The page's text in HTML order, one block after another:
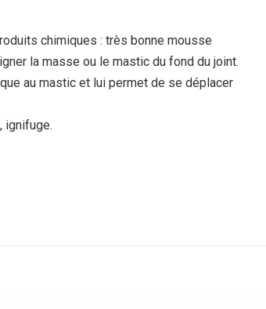
chimiques : très bonne mousse
la masse ou le mastic du fond du joint.
au mastic et lui permet de se déplacer
ignifuge.